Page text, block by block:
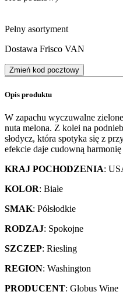
Pełny asortyment
Dostawa Frisco VAN
Zmień kod pocztowy
Opis produktu
W zapachu wyczuwalne
nuta melona. Z kolei na
słodycz, która spotyka się z
efekcie daje cudowną
KRAJ POCHODZENIA:
KOLOR: Białe
SMAK: Półsłodkie
RODZAJ: Spokojne
SZCZEP: Riesling
REGION: Washington
PRODUCENT: Globus Wine